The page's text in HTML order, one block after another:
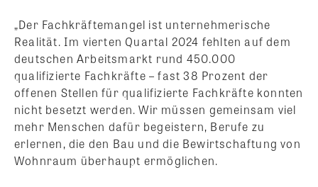
„Der Fachkräftemangel ist unternehmerische
Realität. Im vierten Quartal 2024 fehlten auf dem
deutschen Arbeitsmarkt rund 450.000
qualifizierte Fachkräfte – fast 38 Prozent der
offenen Stellen für qualifizierte Fachkräfte konnten
nicht besetzt werden. Wir müssen gemeinsam viel
mehr Menschen dafür begeistern, Berufe zu
erlernen, die den Bau und die Bewirtschaftung von
Wohnraum überhaupt ermöglichen.